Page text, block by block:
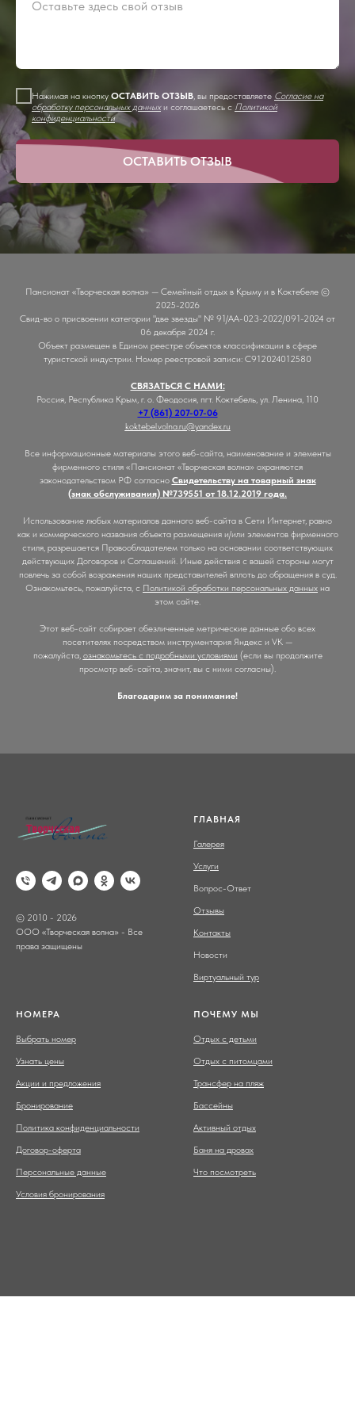
Нажимая на кнопку ОСТАВИТЬ ОТЗЫВ , вы предоставляете Согласие на
обработку персональных данныхи соглашаетесь c Политикой
конфиденциальности
ОСТАВИТЬ ОТЗЫВ
Пансионат «Творческая волна» — Семейный отдых в Крыму и в Коктебеле ©
2025-2026
Свид-во о присвоении категории "две звезды" № 91/АА-023-2022/091-2024 от
06 декабря 2024 г.
Объект размещен в Едином реестре объектов классификации в сфере
туристской индустрии. Номер реестровой записи: С912024012580
СВЯЗАТЬСЯ С НАМИ:
Россия, Республика Крым, г. о. Феодосия, пгт. Коктебель, ул. Ленина, 110
+7 (861) 207-07-06
koktebel.volna.ru@yandex.ru
Все информационные материалы этого веб-сайта, наименование и элементы
фирменного стиля «Пансионат «Творческая волна» охраняются
законодательством РФ согласно Свидетельству на товарный знак
(знак обслуживания) №739551 от 18.12.2019 года.
Использование любых материалов данного веб-сайта в Сети Интернет, равно
как и коммерческого названия объекта размещения и/или элементов фирменного
стиля, разрешается Правообладателем только на основании соответствующих
действующих Договоров и Соглашений. Иные действия с вашей стороны могут
повлечь за собой возражения наших представителей вплоть до обращения в суд.
Ознакомьтесь, пожалуйста, с Политикой обработки персональных данных на
этом сайте.
Этот веб-сайт собирает обезличенные метрические данные обо всех
посетителях посредством инструментария Яндекс и VK —
пожалуйста, ознакомьтесь с подробными условиями (если вы продолжите
просмотр веб-сайта, значит, вы с ними согласны).
Благодарим за понимание!
© 2010 - 2026
ООО «Творческая волна» - Все
права защищены
ГЛАВНАЯ
Галерея
Услуги
Вопрос-Ответ
Отзывы
Контакты
Новости
Виртуальный тур
НОМЕРА
Выбрать номер
Узнать цены
Акции и предложения
Бронирование
Политика конфиденциальности
Договор-оферта
Персональные данные
Условия бронирования
ПОЧЕМУ МЫ
Отдых с детьми
Отдых с питомцами
Трансфер на пляж
Бассейны
Активный отдых
Баня на дровах
Что посмотреть